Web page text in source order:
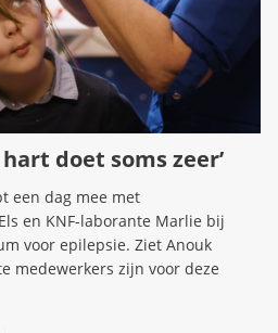
doet soms zeer’
een dag mee met
en KNF-laborante Marlie bij
voor epilepsie. Ziet Anouk
medewerkers zijn voor deze